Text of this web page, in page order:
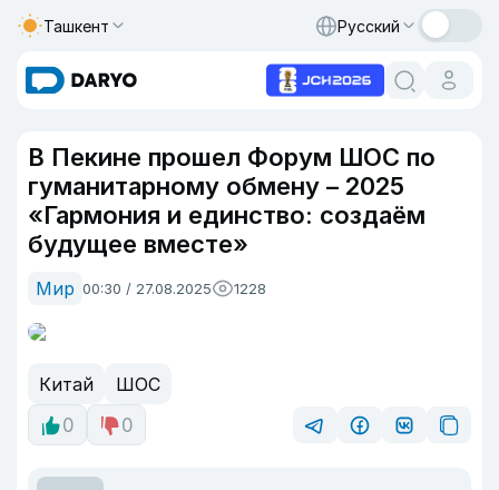
Ташкент Русский
В Пекине прошел Форум ШОС по
гуманитарному обмену – 2025
«Гармония и единство: создаём
будущее вместе»
Мир 00:30 / 27.08.2025 1228
Китай
ШОС
0
0